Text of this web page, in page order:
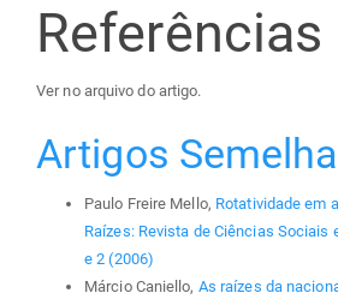
Referências
Ver no arquivo do artigo.
Artigos
Paulo Freire Mello, Rotatividade em
Raízes: Revista de Ciências Sociais
e 2 (2006)
Márcio Caniello, As raízes da